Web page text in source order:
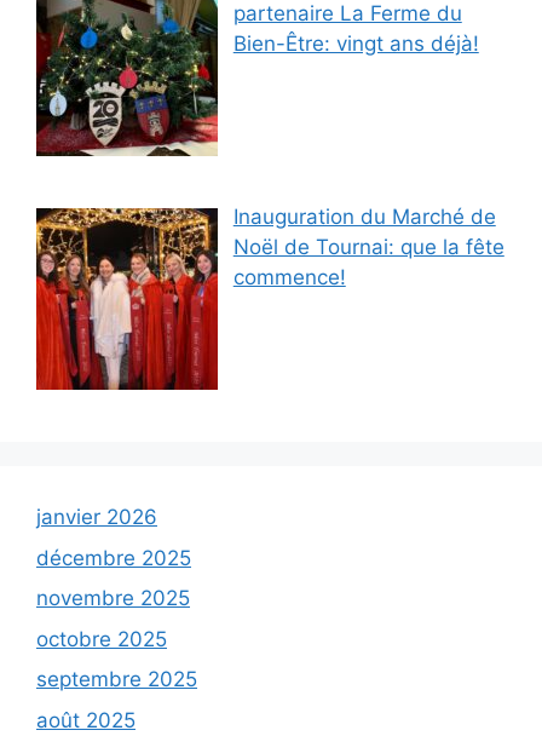
partenaire La Ferme du
Bien-Être: vingt ans déjà!
Inauguration du Marché de
Noël de Tournai: que la fête
commence!
janvier 2026
décembre 2025
novembre 2025
octobre 2025
septembre 2025
août 2025